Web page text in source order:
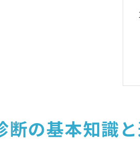
断の基本知識